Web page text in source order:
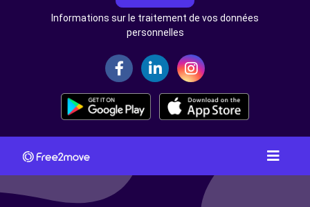
Informations sur le traitement de vos données
personnelles